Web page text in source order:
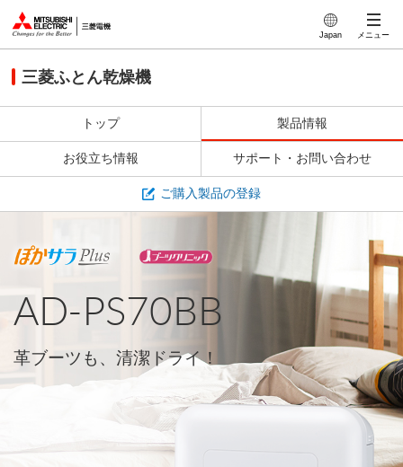
Japan メニュー
三菱ふとん乾燥機
トップ 製品情報
お役立ち情報 サポート・お問い合わせ
ご購入製品の登録
AD-PS70BB
革ブーツも、清潔ドライ！
特長